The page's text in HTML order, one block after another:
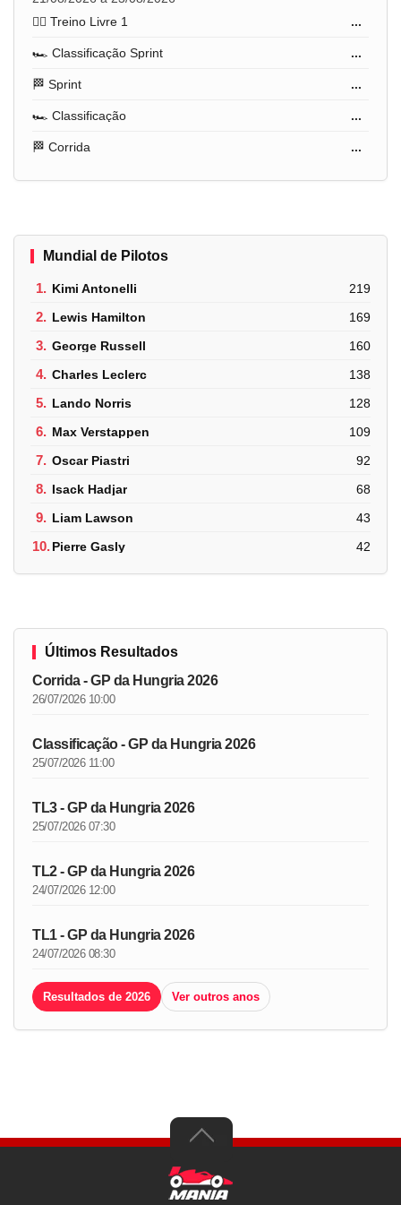
🏋️‍♂️ Treino Livre 1
...
🏎️ Classificação Sprint ...
🏁 Sprint ...
🏎️ Classificação ...
🏁 Corrida ...
Mundial de Pilotos
1. Kimi Antonelli 219
2. Lewis Hamilton 169
3. George Russell 160
4. Charles Leclerc 138
5. Lando Norris 128
6. Max Verstappen 109
7. Oscar Piastri 92
8. Isack Hadjar 68
9. Liam Lawson 43
10.Pierre Gasly 42
Últimos Resultados
Corrida - GP da Hungria 2026
26/07/2026 10:00
Classificação - GP da Hungria 2026
25/07/2026 11:00
TL3 - GP da Hungria 2026
25/07/2026 07:30
TL2 - GP da Hungria 2026
24/07/2026 12:00
TL1 - GP da Hungria 2026
24/07/2026 08:30
Resultados de 2026 Ver outros anos